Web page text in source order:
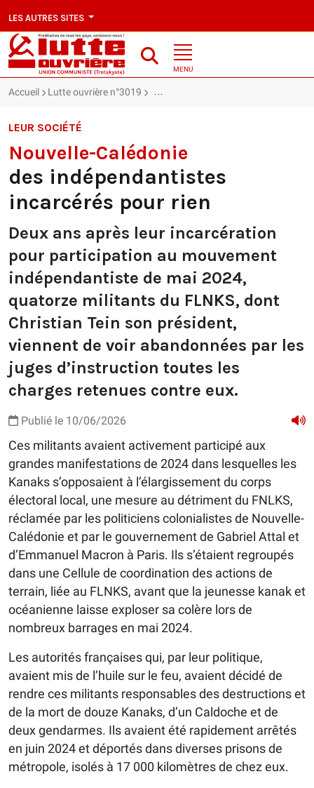
LES AUTRES SITES
MENU
Accueil Lutte ouvrière n°3019 Nouvelle-Calédonie : des
LEUR SOCIÉTÉ
Nouvelle-Calédonie
des indépendantistes
incarcérés pour rien
Deux ans après leur incarcération
pour participation au mouvement
indépendantiste de mai 2024,
quatorze militants du FLNKS, dont
Christian Tein son président,
viennent de voir abandonnées par les
juges d’instruction toutes les
charges retenues contre eux.
Publié le 10/06/2026
Ces militants avaient activement participé aux
grandes manifestations de 2024 dans lesquelles les
Kanaks s’opposaient à l’élargissement du corps
électoral local, une mesure au détriment du FNLKS,
réclamée par les politiciens colonialistes de Nouvelle-
Calédonie et par le gouvernement de Gabriel Attal et
d’Emmanuel Macron à Paris. Ils s’étaient regroupés
dans une Cellule de coordination des actions de
terrain, liée au FLNKS, avant que la jeunesse kanak et
océanienne laisse exploser sa colère lors de
nombreux barrages en mai 2024.
Les autorités françaises qui, par leur politique,
avaient mis de l’huile sur le feu, avaient décidé de
rendre ces militants responsables des destructions et
de la mort de douze Kanaks, d’un Caldoche et de
deux gendarmes. Ils avaient été rapidement arrêtés
en juin 2024 et déportés dans diverses prisons de
métropole, isolés à 17 000 kilomètres de chez eux.